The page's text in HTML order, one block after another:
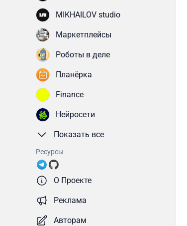
MIKHAILOV studio
Маркетплейсы
Роботы в деле
Планёрка
Finance
Нейросети
Показать все
Ресурсы
О Проекте
Реклама
Авторам